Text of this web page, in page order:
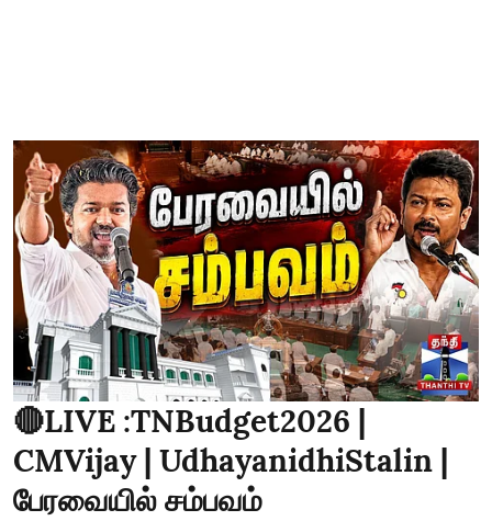
🔴LIVE :TNBudget2026 |
CMVijay | UdhayanidhiStalin |
பேரவையில் சம்பவம்